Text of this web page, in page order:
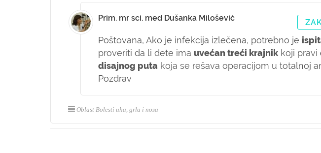
Prim. mr sci. med Dušanka Milošević
Poštovana, Ako je infekcija izlečena, potrebno je
proveriti da li dete ima uvećan treći krajnik koji pravi
disajnog puta koja se rešava operacijom u totalnoj
Pozdrav
Oblast Bolesti uha, grla i nosa